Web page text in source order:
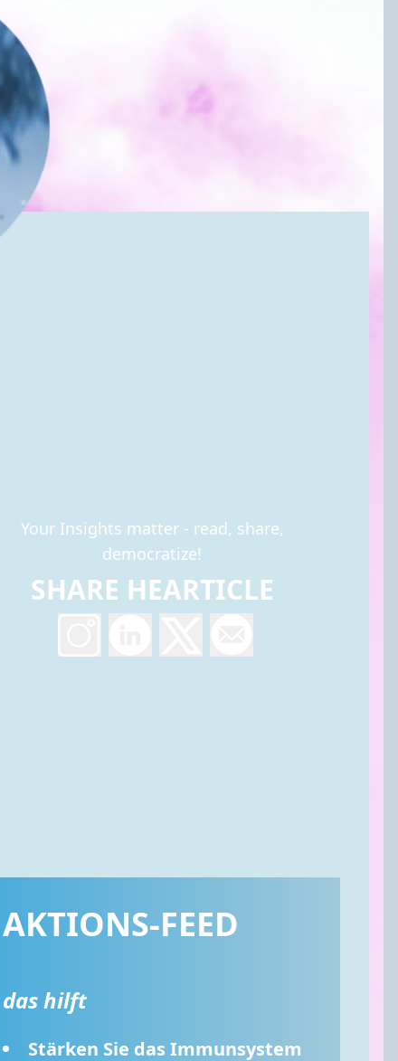
Your Insights matter - read, share,
democratize!
SHARE HEARTICLE
AKTIONS-FEED
das hilft
Stärken Sie das Immunsystem